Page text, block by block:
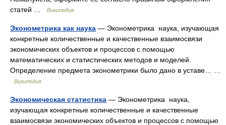
статей …
Википедия
Эконометрика как наука — Эконометрика наука, изучающая
конкретные количественные и качественные взаимосвязи
экономических объектов и процессов с помощью
математических и статистических методов и моделей.
Определение предмета эконометрики было дано в уставе… …
Википедия
Экономическая статистика — Эконометрика наука,
изучающая конкретные количественные и качественные
взаимосвязи экономических объектов и процессов с помощью